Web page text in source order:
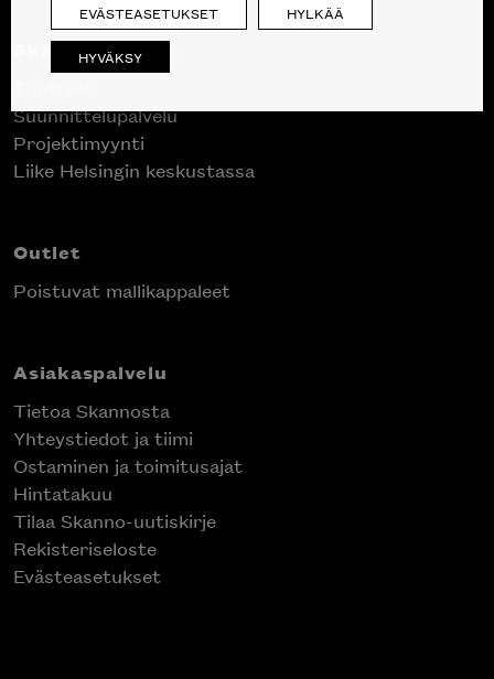
Skanno
Suunnittelupalvelu
Projektimyynti
Liike Helsingin keskustassa
Outlet
Poistuvat mallikappaleet
Asiakaspalvelu
Tietoa Skannosta
Yhteystiedot ja tiimi
Ostaminen ja toimitusajat
Hintatakuu
Tilaa Skanno-uutiskirje
Rekisteriseloste
Evästeasetukset
EVÄSTEASETUKSET HYLKÄÄ
HYVÄKSY